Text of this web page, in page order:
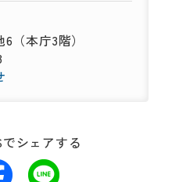
（本庁3階）
シェアする